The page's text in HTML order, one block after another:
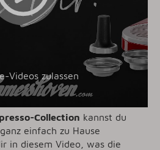
Videos zulassen
Collection kannst du
einfach zu Hause
in diesem Video, was die